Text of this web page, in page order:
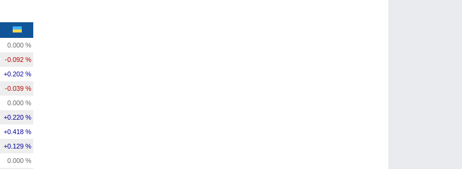
0.000 %
-0.092 %
+0.202 %
-0.039 %
0.000 %
+0.220 %
+0.418 %
+0.129 %
0.000 %